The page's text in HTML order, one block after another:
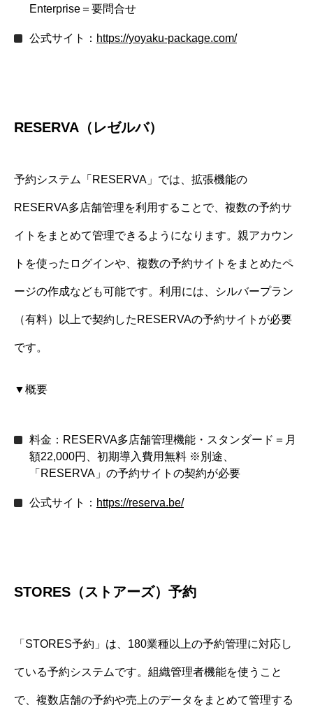
Enterprise＝要問合せ
公式サイト： https://yoyaku-package.com/
RESERVA（レゼルバ）
予約システム「RESERVA」では、拡張機能の
RESERVA多店舗管理を利用することで、複数の予約サ
イトをまとめて管理できるようになります。親アカウン
トを使ったログインや、複数の予約サイトをまとめたペ
ージの作成なども可能です。利用には、シルバープラン
（有料）以上で契約したRESERVAの予約サイトが必要
です。
▼概要
料金：RESERVA多店舗管理機能・スタンダード＝月
額22,000円、初期導入費用無料 ※別途、
「RESERVA」の予約サイトの契約が必要
公式サイト： https://reserva.be/
STORES（ストアーズ）予約
「STORES予約」は、180業種以上の予約管理に対応し
ている予約システムです。組織管理者機能を使うこと
で、複数店舗の予約や売上のデータをまとめて管理する